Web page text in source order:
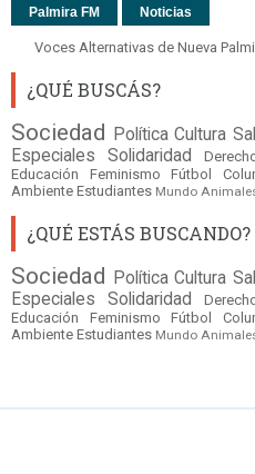
Palmira FM Noticias
Voces Alternativas de Nueva
¿QUÉ BUSCÁS?
Sociedad Política Cultura
Especiales
Solidaridad
Educación
Feminismo Fútbol
Ambiente Estudiantes Mundo
¿QUÉ ESTÁS BUSCANDO?
Sociedad Política Cultura
Especiales
Solidaridad
Educación
Feminismo Fútbol
Ambiente Estudiantes Mundo